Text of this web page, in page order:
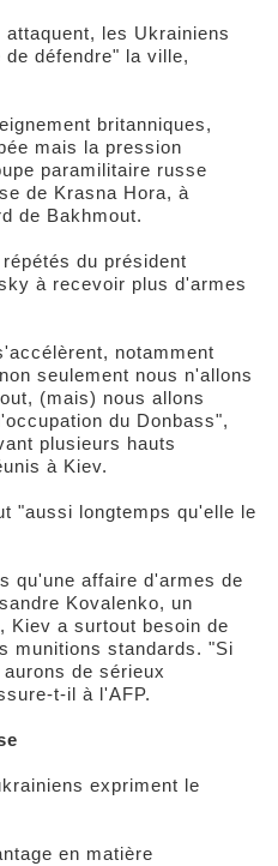
les Ukrainiens
défendre" la ville,
britanniques,
mais la pression
paramilitaire russe
de Krasna Hora, à
de Bakhmout.
du président
à recevoir plus d'armes
notamment
seulement nous n'allons
(mais) nous allons
du Donbass",
plusieurs hauts
à Kiev.
"aussi longtemps qu'elle le
qu'une affaire d'armes de
Kovalenko, un
Kiev a surtout besoin de
munitions standards. "Si
de sérieux
t-il à l'AFP.
expriment le
en matière